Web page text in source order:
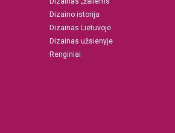
Dizaino istorija
Dizainas Lietuvoje
Dizainas užsienyje
Renginiai